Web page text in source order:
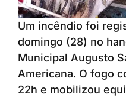
Um incêndio foi
domingo (28) no
Municipal Augusto
Americana. O fogo
22h e mobilizou